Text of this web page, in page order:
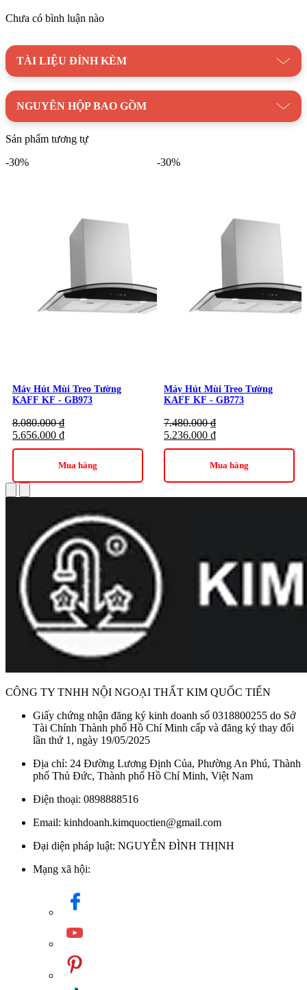
Chưa có bình luận nào
TÀI LIỆU ĐÍNH KÈM
NGUYÊN HỘP BAO GỒM
Sản phẩm tương tự
-30%
Máy Hút Mùi Treo Tường
KAFF KF - GB973
8.080.000₫
5.656.000 ₫
Mua hàng
-30%
Máy Hút Mùi Treo Tường
KAFF KF - GB773
7.480.000₫
5.236.000 ₫
Mua hàng
CÔNG TY TNHH NỘI NGOẠI THẤT KIM QUỐC TIẾN
Giấy chứng nhận đăng ký kinh doanh số 0318800255 do Sở
Tài Chính Thành phố Hồ Chí Minh cấp và đăng ký thay đổi
lần thứ 1, ngày 19/05/2025
Địa chỉ: 24 Đường Lương Định Của, Phường An Phú, Thành
phố Thủ Đức, Thành phố Hồ Chí Minh, Việt Nam
Điện thoại: 0898888516
Email: kinhdoanh.kimquoctien@gmail.com
Đại diện pháp luật: NGUYỄN ĐÌNH THỊNH
Mạng xã hội: